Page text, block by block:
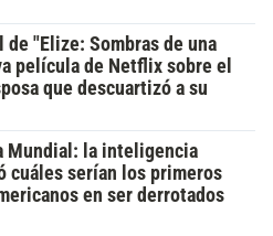
de "Elize: Sombras de una
película de Netflix sobre el
que descuartizó a su
Mundial: la inteligencia
cuáles serían los primeros
en ser derrotados